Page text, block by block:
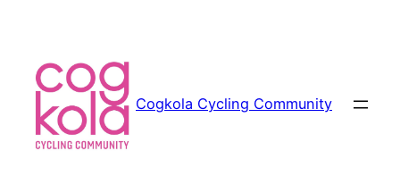
Cogkola Cycling Community